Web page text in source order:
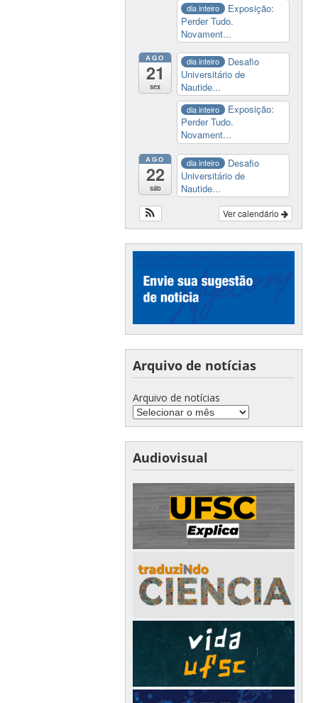
dia inteiro
Exposição:
Perder Tudo.
Novament...
AGO
21
sex
dia inteiro
Desafio
Universitário de
Nautide...
dia inteiro
Exposição:
Perder Tudo.
Novament...
AGO
22
sáb
dia inteiro
Desafio
Universitário de
Nautide...
Ver calendário
Arquivo de notícias
Arquivo de notícias
Audiovisual